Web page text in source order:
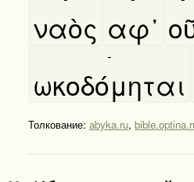
ναὸς αφ᾿
ωκοδόμηται
-
Толкование: abyka.ru,